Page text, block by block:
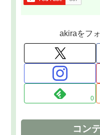
akiraをフ
0
コン